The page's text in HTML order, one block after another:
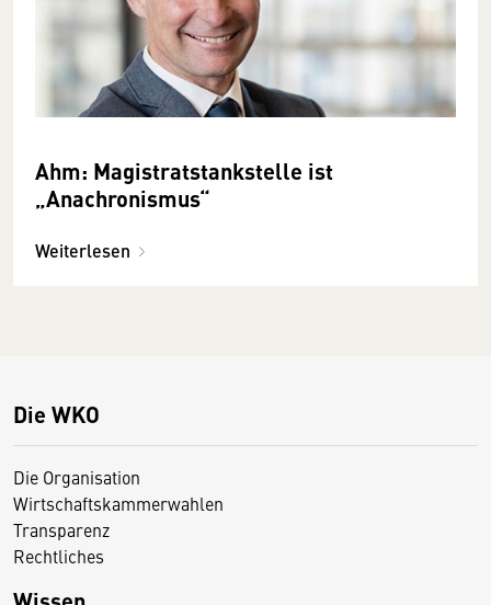
Ahm: Magistratstankstelle ist
„Anachronismus“
Weiterlesen
Die WKO
Die Organisation
Wirtschaftskammerwahlen
Transparenz
Rechtliches